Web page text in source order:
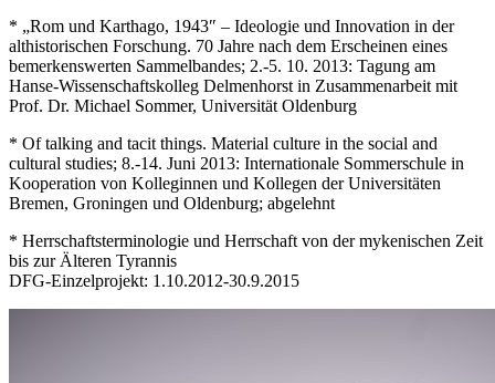
* „Rom und Karthago, 1943″ – Ideologie und Innovation in der
althistorischen Forschung. 70 Jahre nach dem Erscheinen eines
bemerkenswerten Sammelbandes; 2.-5. 10. 2013: Tagung am
Hanse-Wissenschaftskolleg Delmenhorst in Zusammenarbeit mit
Prof. Dr. Michael Sommer, Universität Oldenburg
* Of talking and tacit things. Material culture in the social and
cultural studies; 8.-14. Juni 2013: Internationale Sommerschule in
Kooperation von Kolleginnen und Kollegen der Universitäten
Bremen, Groningen und Oldenburg; abgelehnt
* Herrschaftsterminologie und Herrschaft von der mykenischen Zeit
bis zur Älteren Tyrannis
DFG-Einzelprojekt: 1.10.2012-30.9.2015